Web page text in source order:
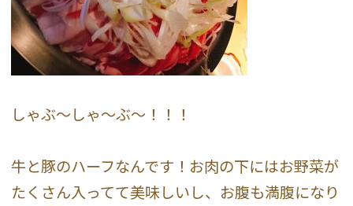
しゃぶ〜しゃ〜ぶ〜！！！
牛と豚のハーフなんです！お肉の下にはお野菜が
たくさん入ってて美味しいし、お腹も満腹になり